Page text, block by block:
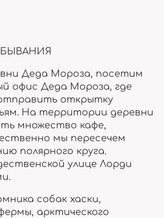
Деда Мороза, посетим
офис Деда Мороза, где
открытку
На территории деревни
множество кафе,
мы пересечем
полярного круга.
улице Лорди
собак хаски,
арктического